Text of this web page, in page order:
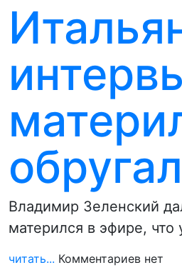
Владимир Зеленский
матерился в эфире,
читать... Комментариев нет